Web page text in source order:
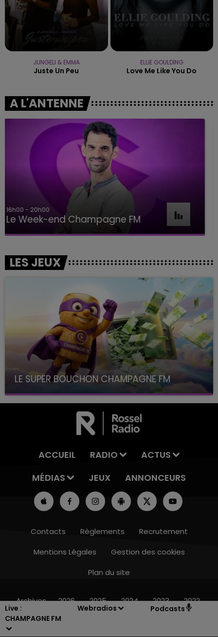
Live :
CHAMPAGNE FM
Webradios Podcasts
11h00 - 16h00
JUNGELI & EMMA
Juste Un Peu
ELLIE GOULDING
Love Me Like You Do
A L'ANTENNE
7h00 - 11h00
BEST OF
LES JEUX
LE SUPER BOUCHON CHAMPAGNE FM
avec La Famille Champagne FM, à 8H10
ACCUEIL RADIO
ACTUS
MÉDIAS
JEUX ANNONCEURS
Contacts Règlements
Recrutement
Mentions Légales
Gestion des cookies
Plan du site
Archives 2026 2025 2024 2023 2022